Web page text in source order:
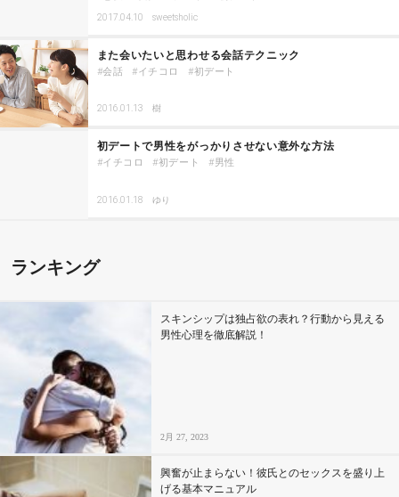
2017.04.10 sweetsholic
また会いたいと思わせる会話テクニック
会話 イチコロ 初デート
2016.01.13 樹
初デートで男性をがっかりさせない意外な方法
イチコロ 初デート 男性
2016.01.18 ゆり
ランキング
スキンシップは独占欲の表れ？行動から見える
男性心理を徹底解説！
2月 27, 2023
興奮が止まらない！彼氏とのセックスを盛り上
げる基本マニュアル